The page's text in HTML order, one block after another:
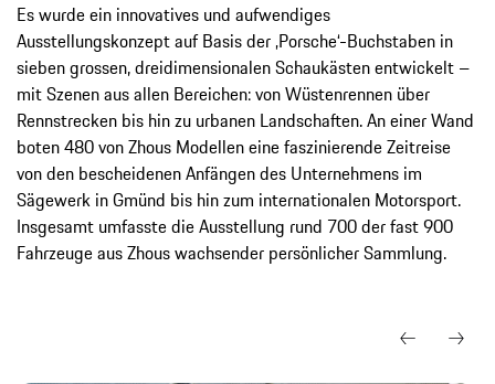
Es wurde ein innovatives und aufwendiges
Ausstellungskonzept auf Basis der ‚Porsche‘-Buchstaben in
sieben grossen, dreidimensionalen Schaukästen entwickelt –
mit Szenen aus allen Bereichen: von Wüstenrennen über
Rennstrecken bis hin zu urbanen Landschaften. An einer Wand
boten 480 von Zhous Modellen eine faszinierende Zeitreise
von den bescheidenen Anfängen des Unternehmens im
Sägewerk in Gmünd bis hin zum internationalen Motorsport.
Insgesamt umfasste die Ausstellung rund 700 der fast 900
Fahrzeuge aus Zhous wachsender persönlicher Sammlung.